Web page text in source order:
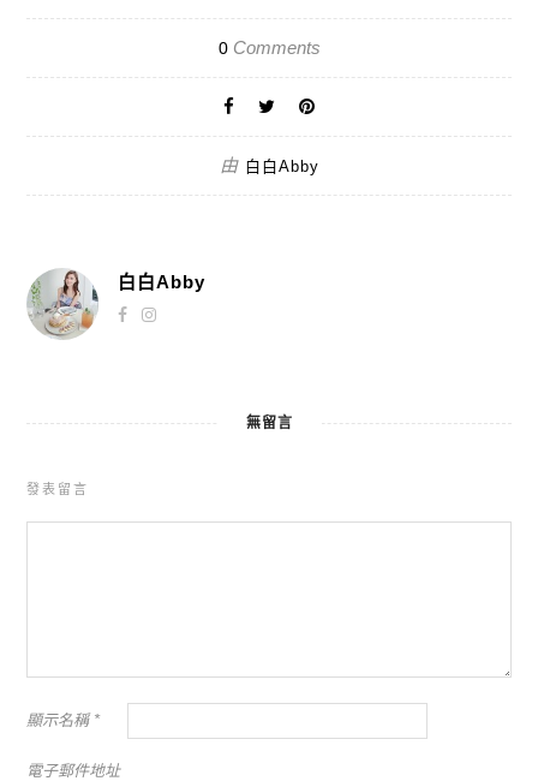
0Comments
由 白白Abby
白白Abby
無留言
發表留言
顯示名稱 *
電子郵件地址